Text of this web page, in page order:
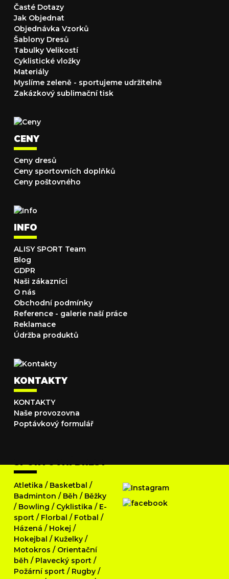
Časté Dotazy
Jak Objednat
Objednávka Vzorků
Šablony Dresů
Tabulky Velikostí
Cyklistické vložky
Materiály
Myslíme zeleně - sportujeme udržitelně
Zakázkový sublimační tisk
CENY
Ceny dresů
Ceny sportovních doplňků
Ceny poštovného
INFO
ALISY SPORT Team
Blog
GDPR
Naši zákazníci
O nás
Obchodní podmínky
Reference - galerie naší práce
Reklamace
Údržba produktů
KONTAKTY
KONTAKTY
Naše provozovna
Poptávkový formulář
SPORTOVNÍ DRESY
Atletika / Basketbal /
Badminton / Běh / Běžky
/ Bowling / Cyklistika / E-
sport / Florbal / Fotbal /
Házená / Hokej /
Hokejbal / Kuželky /
Motokros / Orientační
běh / Plavecký sport /
Požární sport / Rugby /